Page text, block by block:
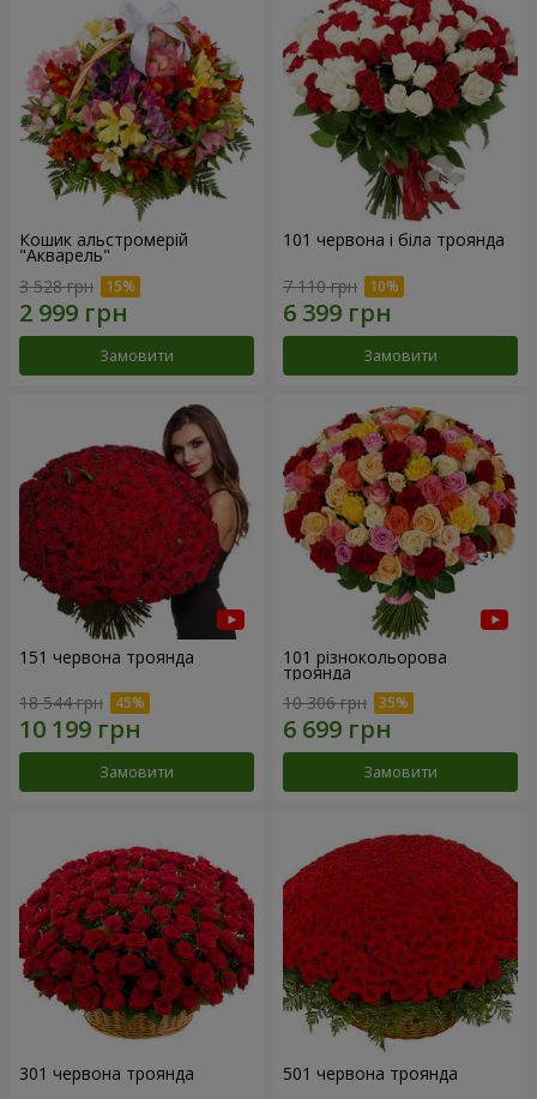
Кошик альстромерій
"Акварель"
3 528 грн
Замовити
101 червона і біла троянда
7 110 грн
Замовити
151 червона троянда
18 544 грн
Замовити
101 різнокольорова
троянда
10 306 грн
Замовити
301 червона троянда 501 червона троянда